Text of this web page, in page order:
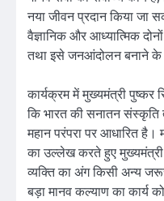
नया जीवन प्रदान किया जा
वैज्ञानिक और आध्यात्मिक
तथा इसे जनआंदोलन बनाने के
कार्यक्रम में मुख्यमंत्री पुष्कर
कि भारत की सनातन संस्कृति
महान परंपरा पर आधारित है।
का उल्लेख करते हुए मुख्यमंत्री
व्यक्ति का अंग किसी अन्य
बड़ा मानव कल्याण का कार्य